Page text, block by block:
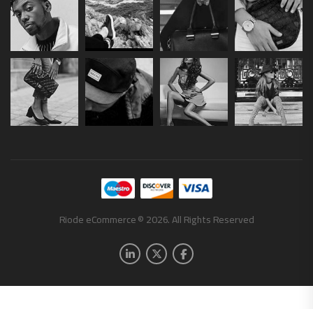
Riode eCommerce © 2026. All Rights Reserved